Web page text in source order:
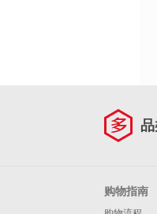
购物指南